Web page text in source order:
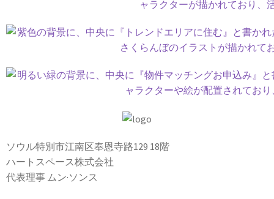
ソウル特別市江南区奉恩寺路129 18階
ハートスペース株式会社
代表理事 ムン·ソンス